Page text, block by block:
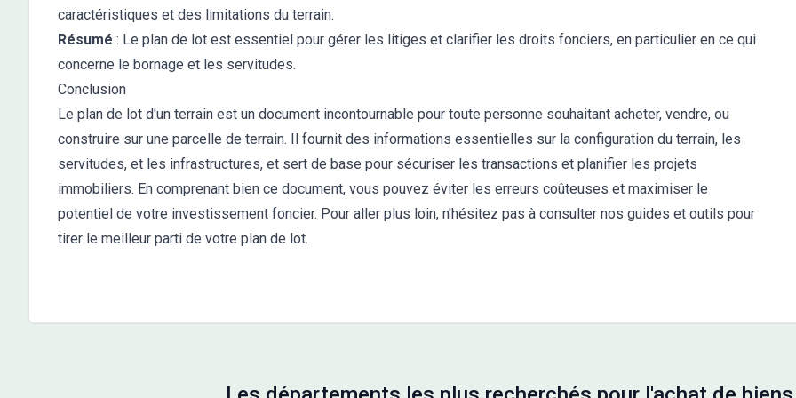
caractéristiques et des limitations du terrain.
Résumé : Le plan de lot est essentiel pour gérer les litiges et clarifier les droits fonciers, en particulier en ce qui
concerne le bornage et les servitudes.
Conclusion
Le plan de lot d'un terrain est un document incontournable pour toute personne souhaitant acheter, vendre, ou
construire sur une parcelle de terrain. Il fournit des informations essentielles sur la configuration du terrain, les
servitudes, et les infrastructures, et sert de base pour sécuriser les transactions et planifier les projets
immobiliers. En comprenant bien ce document, vous pouvez éviter les erreurs coûteuses et maximiser le
potentiel de votre investissement foncier. Pour aller plus loin, n'hésitez pas à consulter nos guides et outils pour
tirer le meilleur parti de votre plan de lot.